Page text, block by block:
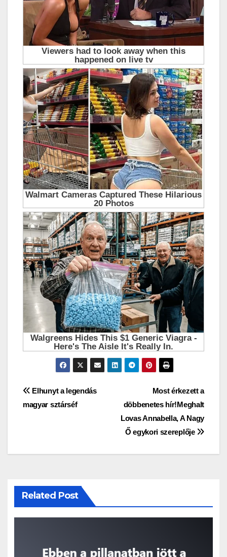
Bejegyzés
navigáció
Most érkezett a
döbbenetes hír!Meghalt
Lovas Annabella, A Nagy
Ő egykori szereplője
Elhunyt a legendás
magyar sztárséf
Related Post